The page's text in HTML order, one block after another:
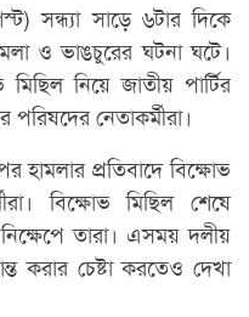
সাড়ে ৬টার দিকে
ও ভাঙচুরের ঘটনা ঘটে।
নিয়ে জাতীয় পার্টির
নেতাকর্মীরা।
প্রতিবাদে বিক্ষোভ
বিক্ষোভ মিছিল শেষে
তারা। এসময় দলীয়
করার চেষ্টা করতেও দেখা